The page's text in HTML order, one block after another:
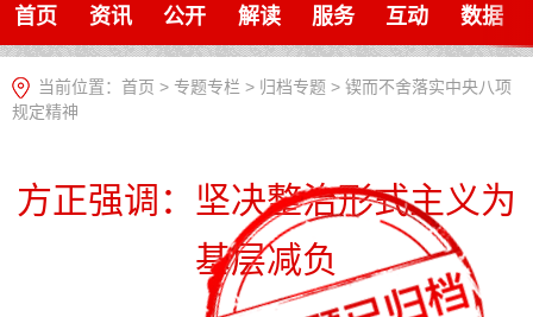
首页 资讯 公开 解读 服务 互动 数据
当前位置： 首页 > 专题专栏 > 归档专题 > 锲而不舍落实中央八项
规定精神
方正强调：坚决整治形式主义为
基层减负